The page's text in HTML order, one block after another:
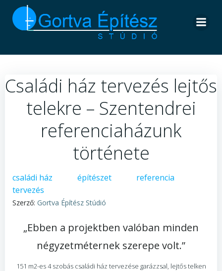
to
content
Családi ház tervezés lejtős
telekre – Szentendrei
referenciaházunk
története
családi ház építészet
referencia
tervezés
Szerző: Gortva Építész Stúdió
„Ebben a projektben valóban minden
négyzetméternek szerepe volt.”
151 m2-es 4 szobás családi ház tervezése garázzsal, lejtős telken